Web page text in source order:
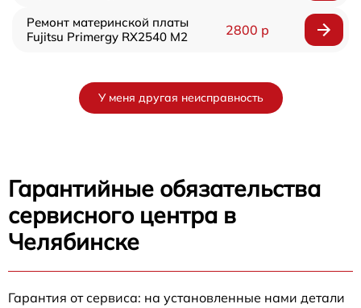
Ремонт материнской платы
Fujitsu Primergy RX2540 M2
2800 р
У меня другая неисправность
Гарантийные обязательства
сервисного центра в
Челябинске
Гарантия от сервиса: на установленные нами детали